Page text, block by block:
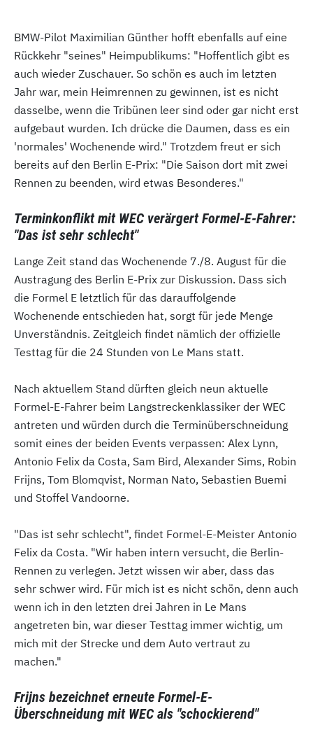
BMW-Pilot Maximilian Günther hofft ebenfalls auf eine
Rückkehr "seines" Heimpublikums: "Hoffentlich gibt es
auch wieder Zuschauer. So schön es auch im letzten
Jahr war, mein Heimrennen zu gewinnen, ist es nicht
dasselbe, wenn die Tribünen leer sind oder gar nicht erst
aufgebaut wurden. Ich drücke die Daumen, dass es ein
'normales' Wochenende wird." Trotzdem freut er sich
bereits auf den Berlin E-Prix: "Die Saison dort mit zwei
Rennen zu beenden, wird etwas Besonderes."
Terminkonflikt mit WEC verärgert Formel-E-Fahrer:
"Das ist sehr schlecht"
Lange Zeit stand das Wochenende 7./8. August für die
Austragung des Berlin E-Prix zur Diskussion. Dass sich
die Formel E letztlich für das darauffolgende
Wochenende entschieden hat, sorgt für jede Menge
Unverständnis. Zeitgleich findet nämlich der offizielle
Testtag für die 24 Stunden von Le Mans statt.
Nach aktuellem Stand dürften gleich neun aktuelle
Formel-E-Fahrer beim Langstreckenklassiker der WEC
antreten und würden durch die Terminüberschneidung
somit eines der beiden Events verpassen: Alex Lynn,
Antonio Felix da Costa, Sam Bird, Alexander Sims, Robin
Frijns, Tom Blomqvist, Norman Nato, Sebastien Buemi
und Stoffel Vandoorne.
"Das ist sehr schlecht", findet Formel-E-Meister Antonio
Felix da Costa. "Wir haben intern versucht, die Berlin-
Rennen zu verlegen. Jetzt wissen wir aber, dass das
sehr schwer wird. Für mich ist es nicht schön, denn auch
wenn ich in den letzten drei Jahren in Le Mans
angetreten bin, war dieser Testtag immer wichtig, um
mich mit der Strecke und dem Auto vertraut zu
machen."
Frijns bezeichnet erneute Formel-E-
Überschneidung mit WEC als "schockierend"